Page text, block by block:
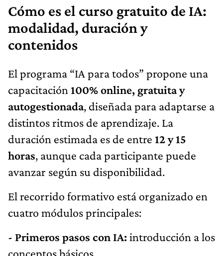
Cómo es el curso gratuito de IA:
modalidad, duración y
contenidos
El programa “IA para todos” propone una
capacitación 100% online, gratuita y
autogestionada, diseñada para adaptarse a
distintos ritmos de aprendizaje. La
duración estimada es de entre 12 y 15
horas, aunque cada participante puede
avanzar según su disponibilidad.
El recorrido formativo está organizado en
cuatro módulos principales:
- Primeros pasos con IA: introducción a los